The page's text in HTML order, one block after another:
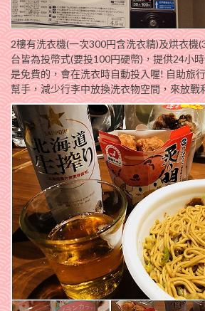
2樓有洗衣機(一次300円含洗衣精)及烘衣機
台皆為投幣式(要投100円硬幣)，提供24小
是免費的，會在洗衣時自動投入喔! 自助旅
幫手，減少行李中放換洗衣物空間，來放戰